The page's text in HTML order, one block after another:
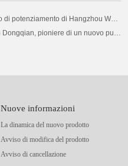
Nuove informazioni
La dinamica del nuovo prodotto
Avviso di modifica del prodotto
Avviso di cancellazione